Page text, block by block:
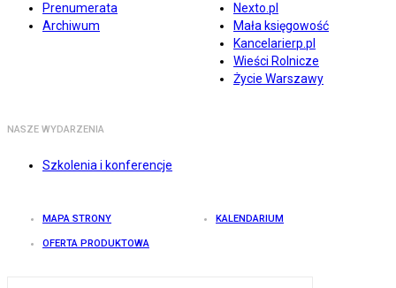
Prenumerata
Archiwum
Nexto.pl
Mała księgowość
Kancelarierp.pl
Wieści Rolnicze
Życie Warszawy
NASZE WYDARZENIA
Szkolenia i konferencje
MAPA STRONY KALENDARIUM
OFERTA PRODUKTOWA